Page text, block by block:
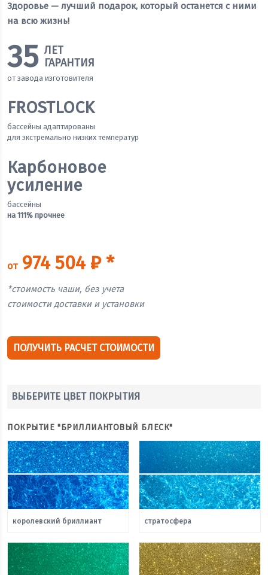
Здоровье — лучший подарок, который останется с ними
на всю жизнь!
35 ЛЕТ
ГАРАНТИЯ
от завода изготовителя
FROSTLOCK
бассейны адаптированы
для экстремально низких температур
Карбоновое
усиление
бассейны
на 111% прочнее
от974 504 ₽ *
*стоимость чаши, без учета
стоимости доставки и установки
ПОЛУЧИТЬ РАСЧЕТ СТОИМОСТИ
ВЫБЕРИТЕ ЦВЕТ ПОКРЫТИЯ
ПОКРЫТИЕ "БРИЛЛИАНТОВЫЙ БЛЕСК"
королевский бриллиант стратосфера